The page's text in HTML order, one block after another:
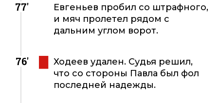
77'
Евгеньев пробил со штрафного,
и мяч пролетел рядом с
дальним углом ворот.
76'
Ходеев удален. Судья решил,
что со стороны Павла был фол
последней надежды.